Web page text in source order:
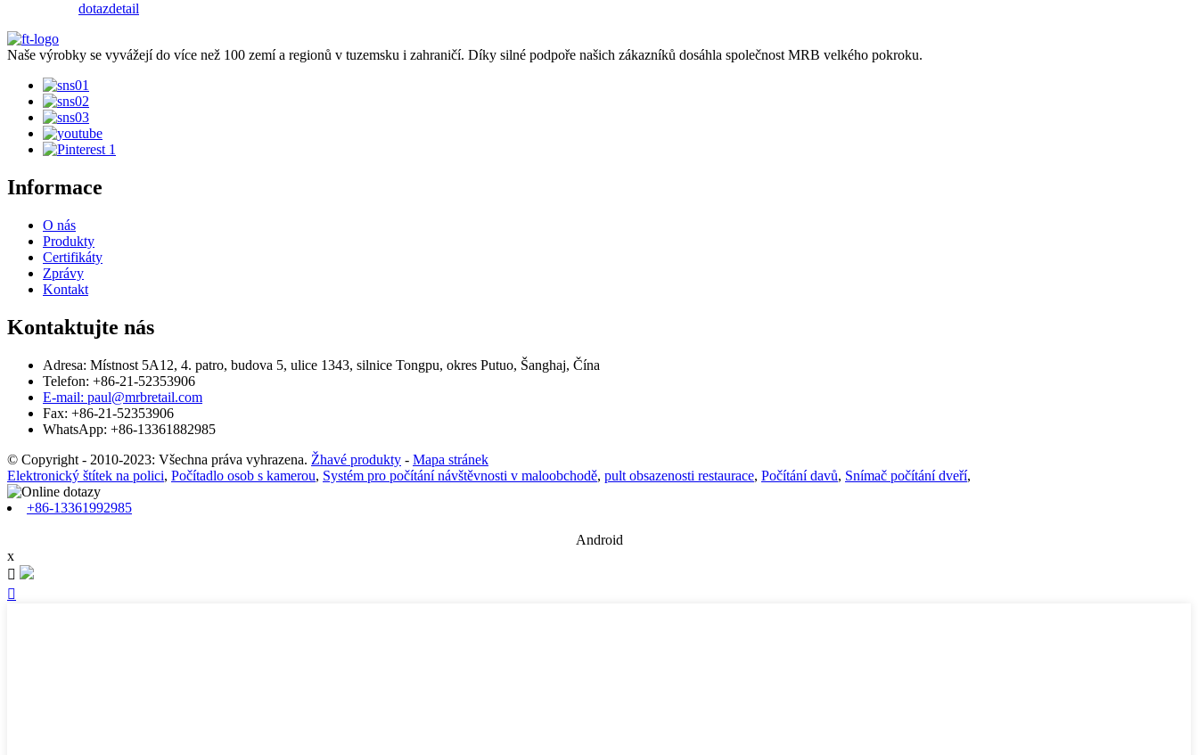
dotazdetail
Naše výrobky se vyvážejí do více než 100 zemí a regionů v tuzemsku i zahraničí. Díky silné podpoře našich zákazníků dosáhla společnost MRB velkého pokroku.
Informace
O nás
Produkty
Certifikáty
Zprávy
Kontakt
Kontaktujte nás
Adresa: Místnost 5A12, 4. patro, budova 5, ulice 1343, silnice Tongpu, okres Putuo, Šanghaj, Čína
Telefon: +86-21-52353906
E-mail: paul@mrbretail.com
Fax: +86-21-52353906
WhatsApp: +86-13361882985
© Copyright - 2010-2023: Všechna práva vyhrazena. Žhavé produkty - Mapa stránek
Elektronický štítek na polici, Počítadlo osob s kamerou, Systém pro počítání návštěvnosti v maloobchodě, pult obsazenosti restaurace, Počítání davů, Snímač počítání dveří,
+86-13361992985
Android
x

